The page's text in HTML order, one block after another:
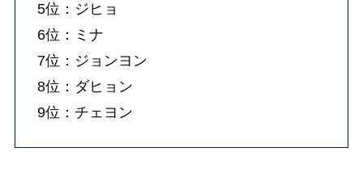
5位：ジヒョ
6位：ミナ
7位：ジョンヨン
8位：ダヒョン
9位：チェヨン